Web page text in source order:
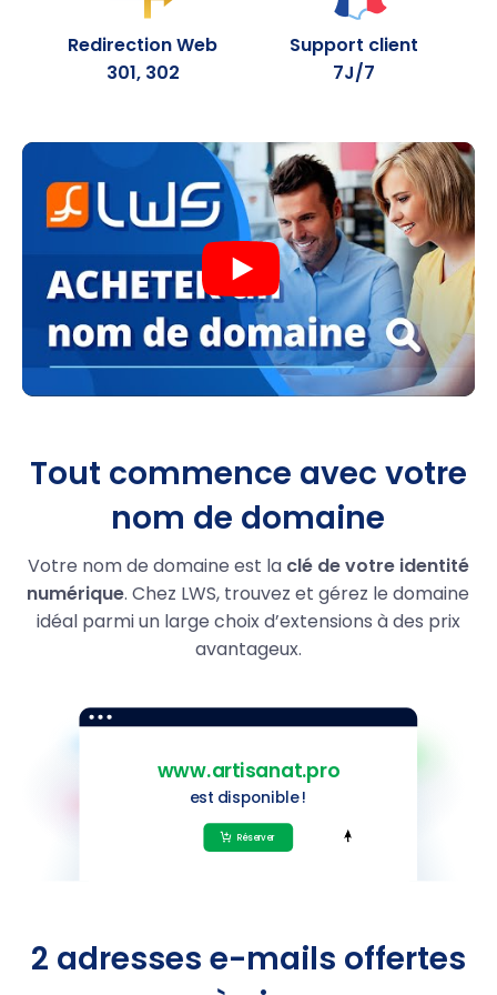
.fun
30.99
0,99 €
.pics
27.99
.mom
29.99 1,99 €
.monster
14.59 1,99 €
.quest
14.59 1,99 €
.beauty
14.59
1,99 €
.hair
14.59 1,99 €
.makeup
14.59
1,99 €
.autos
14.59 1,99 €
1,99 €
39.99
.photo
29,99 €
Redirection Web
301, 302
Support client
7J/7
Tout commence avec votre
nom de domaine
Votre nom de domaine est la clé de votre identité
numérique. Chez LWS, trouvez et gérez le domaine
idéal parmi un large choix d’extensions à des prix
avantageux.
2 adresses e-mails offertes